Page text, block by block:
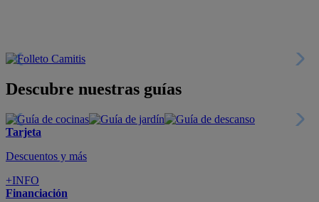
Descubre nuestras guías
Tarjeta
Descuentos y más
+INFO
Financiación